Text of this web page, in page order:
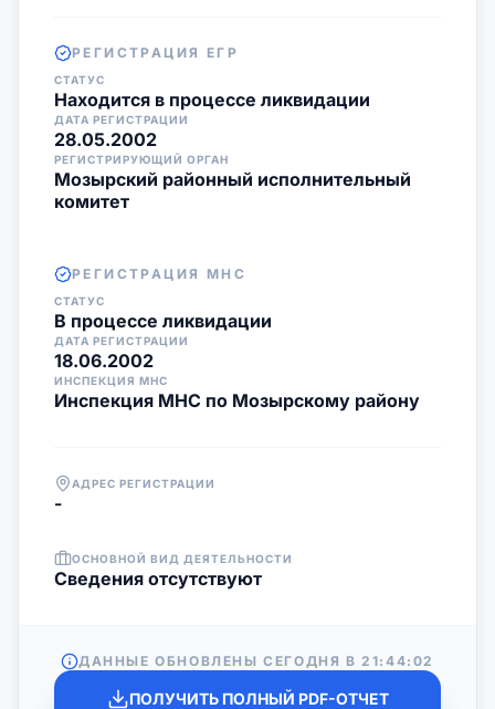
РЕГИСТРАЦИЯ ЕГР
СТАТУС
Находится в процессе ликвидации
ДАТА РЕГИСТРАЦИИ
28.05.2002
РЕГИСТРИРУЮЩИЙ ОРГАН
Мозырский районный исполнительный
комитет
РЕГИСТРАЦИЯ МНС
СТАТУС
В процессе ликвидации
ДАТА РЕГИСТРАЦИИ
18.06.2002
ИНСПЕКЦИЯ МНС
Инспекция МНС по Мозырскому району
АДРЕС РЕГИСТРАЦИИ
-
ОСНОВНОЙ ВИД ДЕЯТЕЛЬНОСТИ
Cведения отсутствуют
ДАННЫЕ ОБНОВЛЕНЫ СЕГОДНЯ В21:44:02
ПОЛУЧИТЬ ПОЛНЫЙ PDF-ОТЧЕТ